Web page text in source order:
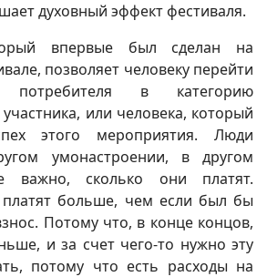
духовный эффект фестиваля.
впервые был сделан на
позволяет человеку перейти
потребителя в категорию
или человека, который
этого мероприятия. Люди
умонастроении, в другом
важно, сколько они платят.
больше, чем если был бы
Потому что, в конце концов,
и за счет чего-то нужно эту
потому что есть расходы на